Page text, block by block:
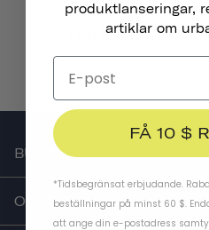
BUTIK
OM OSS
produktlanseringar,
artiklar om
FÅ 10 $
*Tidsbegränsat erbjudande.
beställningar på minst 60 $.
att ange din e-postadress